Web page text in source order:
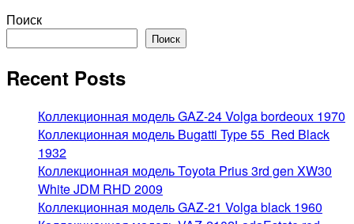
Поиск
Поиск
Recent Posts
Коллекционная модель GAZ-24 Volga bordeoux 1970
Коллекционная модель Bugatti Type 55 Red Black
1932
Коллекционная модель Toyota Prius 3rd gen XW30
White JDM RHD 2009
Коллекционная модель GAZ-21 Volga black 1960